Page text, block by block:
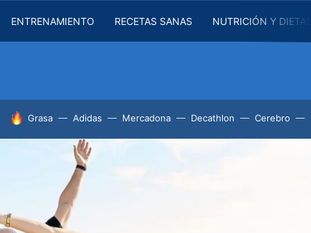
ENTRENAMIENTO RECETAS SANAS NUTRICIÓN Y
HOY SE HABLA DE
Grasa Adidas Mercadona Decathlon Cerebro